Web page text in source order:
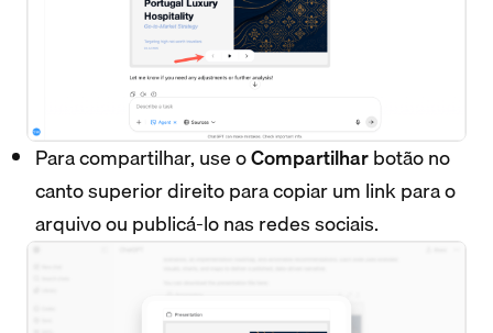
Para compartilhar, use oCompartilharbotão no
canto superior direito para copiar um link para o
arquivo ou publicá-lo nas redes sociais.